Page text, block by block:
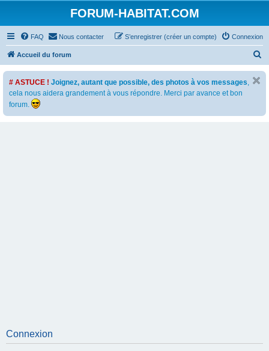
FORUM-HABITAT.COM
FAQ Nous contacter Connexion
S’enregistrer (créer un compte)
Accueil du forum
e
# ASTUCE ! Joignez, autant que possible, des photos à vos messages,
cela nous aidera grandement à vous répondre. Merci par avance et bon
forum.
Connexion